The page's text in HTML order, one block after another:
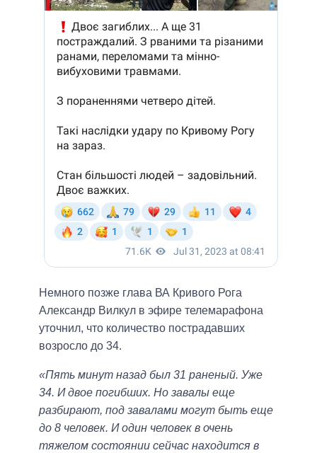
Немного позже глава ВА Кривого Рога
Александр Вилкул в эфире телемарафона
уточнил, что количество пострадавших
возросло до 34.
«Пять минут назад был 31 раненый. Уже
34. И двое погибших. Но завалы еще
разбирают, под завалами могут быть еще
до 8 человек. И один человек в очень
тяжелом состоянии сейчас находится в